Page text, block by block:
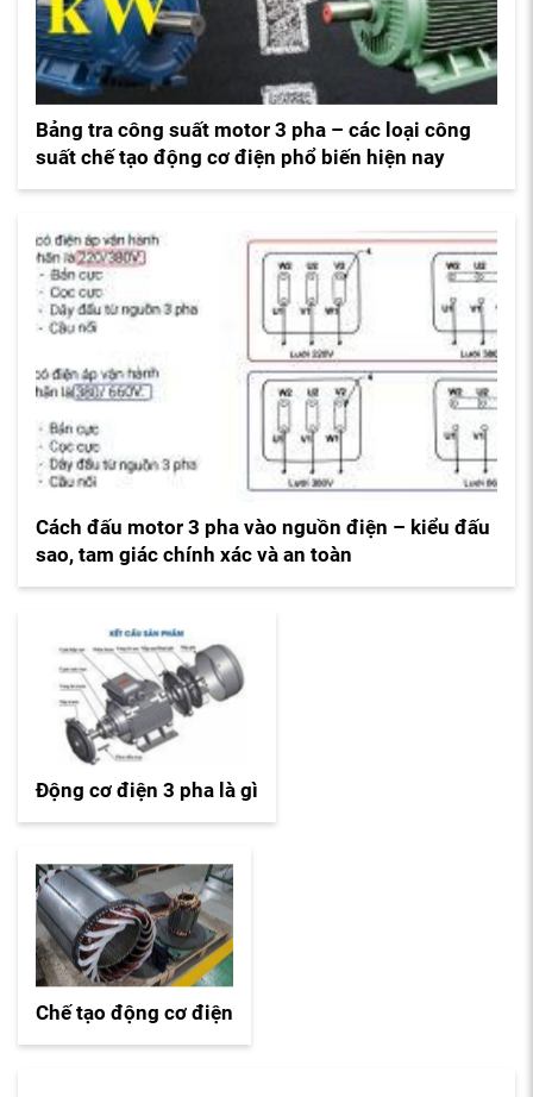
Bảng tra công suất motor 3 pha – các loại công
suất chế tạo động cơ điện phổ biến hiện nay
Cách đấu motor 3 pha vào nguồn điện – kiểu đấu
sao, tam giác chính xác và an toàn
Động cơ điện 3 pha là gì
Chế tạo động cơ điện